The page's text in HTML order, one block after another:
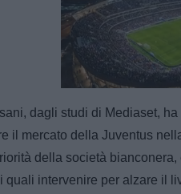
Unmute
Loaded
100.00%
dagli studi di Mediaset,
il mercato della Juventus
della società
quali intervenire per alzare il